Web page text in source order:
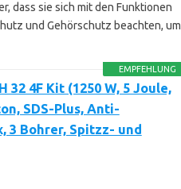
dass sie sich mit den Funktionen
und Gehörschutz beachten, um
EMPFEHLUNG
32 4F Kit (1250 W, 5 Joule,
SDS-Plus, Anti-
3 Bohrer, Spitzz- und